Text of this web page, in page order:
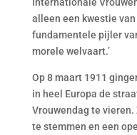
alleen een kwestie
fundamentele pijler
morele welvaart.’
Op 8 maart 1911
in heel Europa de
Vrouwendag te
te stemmen en een